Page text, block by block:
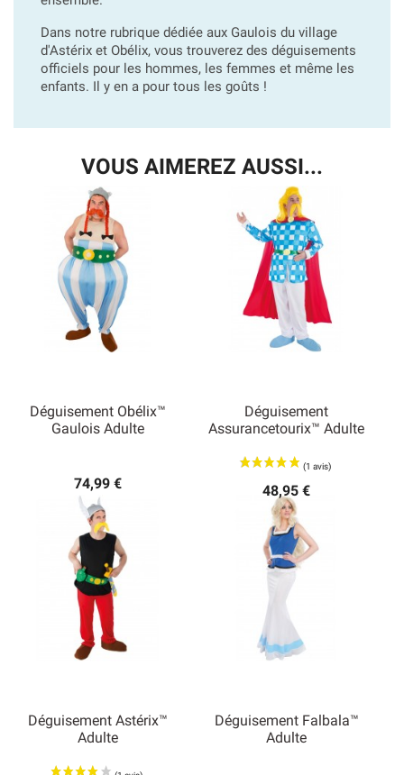
Dans notre rubrique dédiée aux Gaulois du village
d'Astérix et Obélix, vous trouverez des déguisements
officiels pour les hommes, les femmes et même les
enfants. Il y en a pour tous les goûts !
VOUS AIMEREZ AUSSI...
Déguisement Obélix™
Gaulois Adulte
74,99 €
Déguisement
Assurancetourix™ Adulte
48,95 €
Déguisement Astérix™
Adulte
Déguisement Falbala™
Adulte